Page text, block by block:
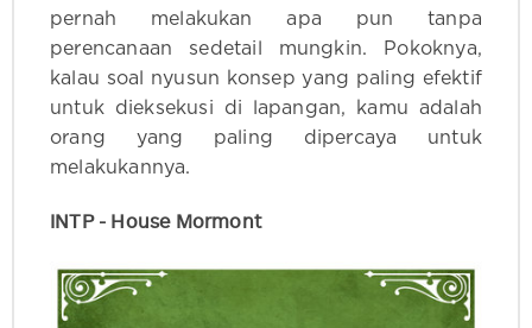
pernah melakukan apa pun tanpa
perencanaan sedetail mungkin. Pokoknya,
kalau soal nyusun konsep yang paling efektif
untuk dieksekusi di lapangan, kamu adalah
orang yang paling dipercaya untuk
melakukannya.
INTP - House Mormont